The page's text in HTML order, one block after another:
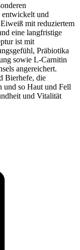
entwickelt und
mit reduziertem
eine langfristige
ist mit
Präbiotika
sowie L-Carnitin
angereichert.
Bierhefe, die
und so Haut und Fell
und Vitalität